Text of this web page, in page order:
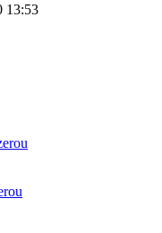
13:53